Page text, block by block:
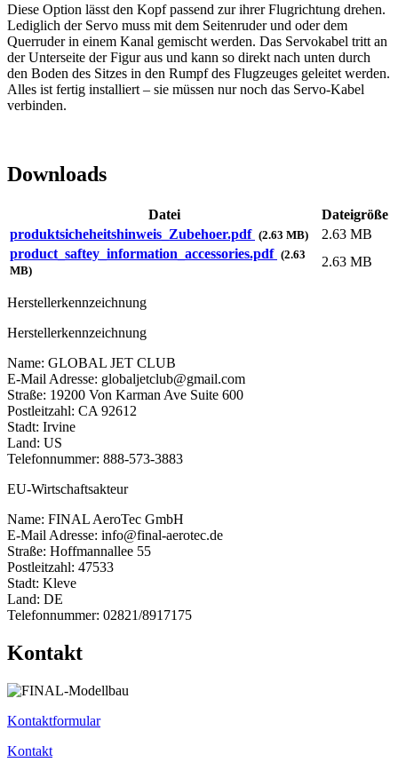
Diese Option lässt den Kopf passend zur ihrer Flugrichtung drehen.
Lediglich der Servo muss mit dem Seitenruder und oder dem
Querruder in einem Kanal gemischt werden. Das Servokabel tritt an
der Unterseite der Figur aus und kann so direkt nach unten durch
den Boden des Sitzes in den Rumpf des Flugzeuges geleitet werden.
Alles ist fertig installiert – sie müssen nur noch das Servo-Kabel
verbinden.
Downloads
Datei
Dateigröße
produktsicheheitshinweis_Zubehoer.pdf (2.63 MB)
2.63 MB
product_saftey_information_accessories.pdf (2.63
MB)
2.63 MB
Herstellerkennzeichnung
Herstellerkennzeichnung
Name: GLOBAL JET CLUB
E-Mail Adresse: globaljetclub@gmail.com
Straße: 19200 Von Karman Ave Suite 600
Postleitzahl: CA 92612
Stadt: Irvine
Land: US
Telefonnummer: 888-573-3883
EU-Wirtschaftsakteur
Name: FINAL AeroTec GmbH
E-Mail Adresse: info@final-aerotec.de
Straße: Hoffmannallee 55
Postleitzahl: 47533
Stadt: Kleve
Land: DE
Telefonnummer: 02821/8917175
Kontakt
Kontaktformular
Kontakt